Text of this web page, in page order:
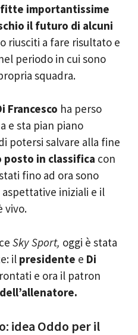
importantissime
il futuro di alcuni
riusciti a fare risultato e
periodo in cui sono
squadra.
Francesco ha perso
e sta pian piano
potersi salvare alla fine
posto in classifica con
fino ad ora sono
iniziali e il
vivo.
Sky Sport, oggi è stata
il presidente e Di
e ora il patron
idea Oddo per il